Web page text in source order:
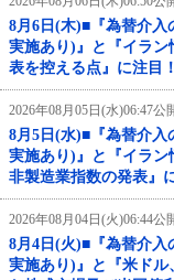
8月6日(木)■『為替介入
実施あり)』と『イラ
表を控える点』に注目！
2026年08月05日(水)06:47公
8月5日(水)■『為替介入
実施あり)』と『イラ
非製造業指数の発表』
2026年08月04日(火)06:44公
8月4日(火)■『為替介入
実施あり)』と『米ド